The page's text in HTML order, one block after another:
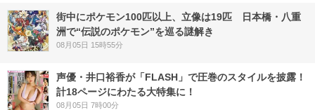
街中にポケモン100匹以上、立像は19匹 日本橋・八重
洲で“伝説のポケモン”を巡る謎解き
08月05日 15時55分
声優・井口裕香が「FLASH」で圧巻のスタイルを披露！
計18ページにわたる大特集に！
08月05日 7時00分